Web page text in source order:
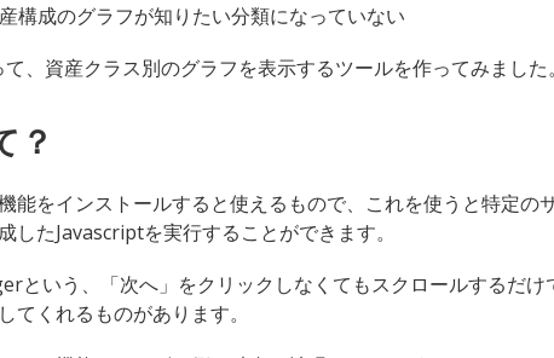
構成のグラフが知りたい分類になっていない
、資産クラス別のグラフを表示するツールを作ってみました。
？
能をインストールすると使えるもので、これを使うと特定の
したJavascriptを実行することができます。
という、「次へ」をクリックしなくてもスクロールするだけ
てくれるものがあります。